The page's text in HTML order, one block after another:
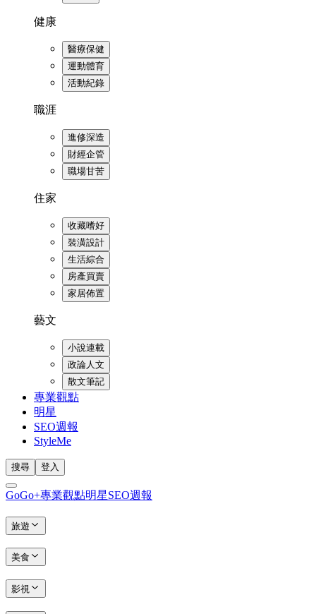
健康
醫療保健
運動體育
活動紀錄
職涯
進修深造
財經企管
職場甘苦
住家
收藏嗜好
裝潢設計
生活綜合
房產買賣
家居佈置
藝文
小說連載
政論人文
散文筆記
專業觀點
明星
SEO週報
StyleMe
搜尋 登入
GoGo+專業觀點明星SEO週報
旅遊
美食
影視